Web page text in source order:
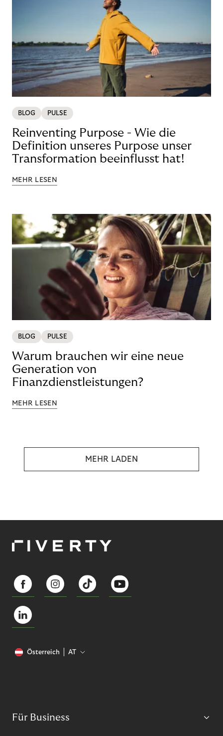
BLOG PULSE
Reinventing Purpose - Wie die
Definition unseres Purpose unser
Transformation beeinflusst hat!
MEHR LESEN
BLOG PULSE
Warum brauchen wir eine neue
Generation von
Finanzdienstleistungen?
MEHR LESEN
MEHR LADEN
Österreich AT
Für Business